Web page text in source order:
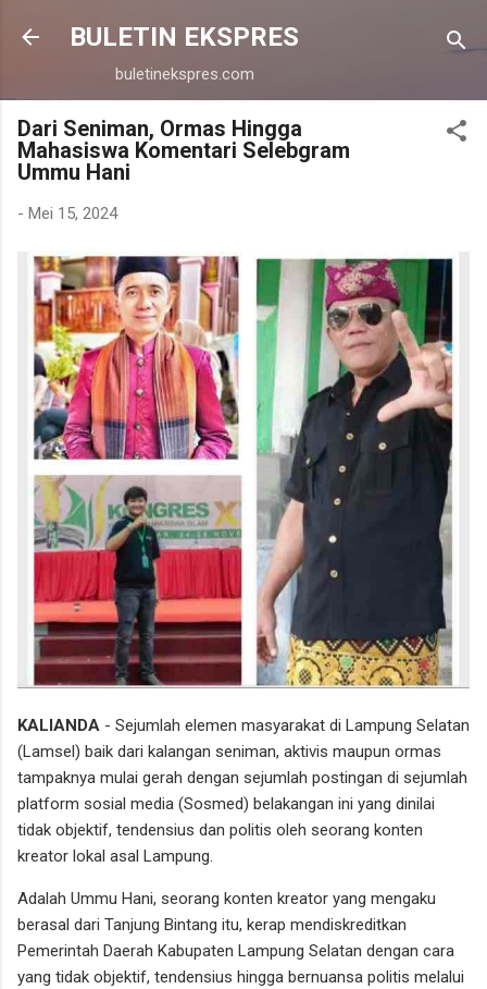
Langsung ke konten utama
BULETIN EKSPRES
buletinekspres.com
Dari Seniman, Ormas Hingga
Mahasiswa Komentari Selebgram
Ummu Hani
- Mei 15, 2024
KALIANDA - Sejumlah elemen masyarakat di Lampung Selatan
(Lamsel) baik dari kalangan seniman, aktivis maupun ormas
tampaknya mulai gerah dengan sejumlah postingan di sejumlah
platform sosial media (Sosmed) belakangan ini yang dinilai
tidak objektif, tendensius dan politis oleh seorang konten
kreator lokal asal Lampung.
Adalah Ummu Hani, seorang konten kreator yang mengaku
berasal dari Tanjung Bintang itu, kerap mendiskreditkan
Pemerintah Daerah Kabupaten Lampung Selatan dengan cara
yang tidak objektif, tendensius hingga bernuansa politis melalui